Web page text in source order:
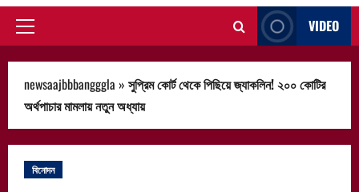
Primary
VIDEO
newsaajbbbangggla » সুপ্রিম কোর্ট থেকে পিছিয়ে জ্যাকলিন! ২০০ কোটির
অর্থপাচার মামলায় নতুন অধ্যায়
বিনোদন